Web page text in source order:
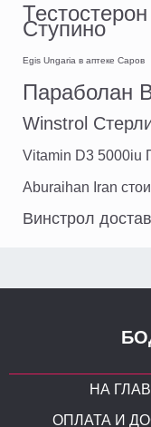
Ступино
Egis Ungaria в аптеке Саров
Параболан
Winstrol
Vitamin D3 5000iu
Aburaihan Iran
Винстрол
НА
ОПЛАТА И